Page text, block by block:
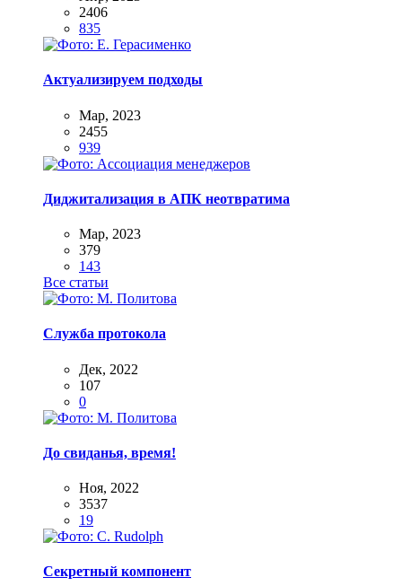
2406
835
Актуализируем подходы
Мар, 2023
2455
939
Диджитализация в АПК неотвратима
Мар, 2023
379
143
Все статьи
Служба протокола
Дек, 2022
107
0
До свиданья, время!
Ноя, 2022
3537
19
Секретный компонент